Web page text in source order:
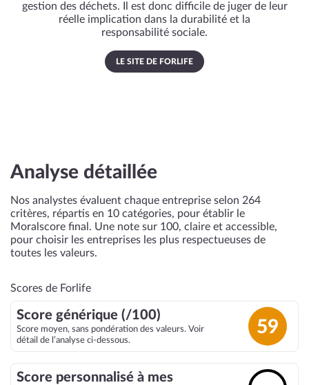
gestion des déchets. Il est donc difficile de juger de leur
réelle implication dans la durabilité et la
responsabilité sociale.
LE SITE DE FORLIFE
Analyse détaillée
Nos analystes évaluent chaque entreprise selon 264
critères, répartis en 10 catégories, pour établir le
Moralscore final. Une note sur 100, claire et accessible,
pour choisir les entreprises les plus respectueuses de
toutes les valeurs.
Scores de Forlife
Score générique (/100)
Score moyen, sans pondération des valeurs. Voir
détail de l’analyse ci-dessous.
59
Score personnalisé à mes